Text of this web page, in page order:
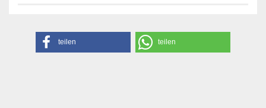
teilen teilen